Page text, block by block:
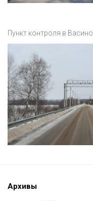
Пункт контроля в Васино
Архивы